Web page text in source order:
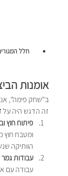
חלל
אומנות
ב"שחק פימה",
זה הדגש היה על
פיתוח חוץ
ומטבח חוץ
הוותיקה
עבודות גמר
עבודה עם